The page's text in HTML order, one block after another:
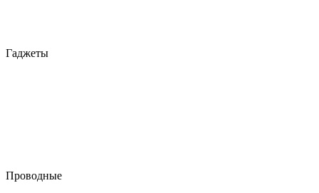
Гаджеты
Проводные